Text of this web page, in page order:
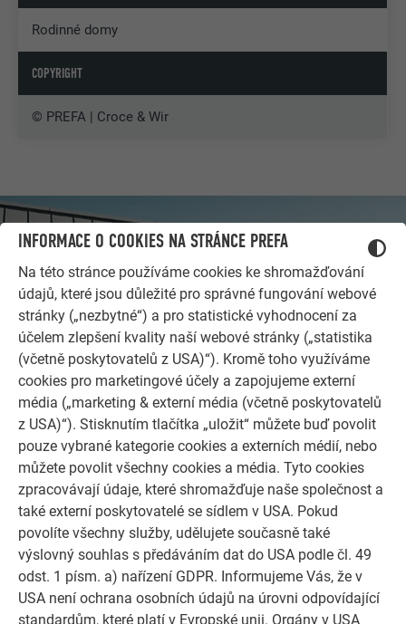
INFORMACE O COOKIES NA STRÁNCE PREFA
Na této stránce používáme cookies ke shromažďování
údajů, které jsou důležité pro správné fungování webové
stránky („nezbytné“) a pro statistické vyhodnocení za
účelem zlepšení kvality naší webové stránky („statistika
(včetně poskytovatelů z USA)“). Kromě toho využíváme
cookies pro marketingové účely a zapojujeme externí
média („marketing & externí média (včetně poskytovatelů
z USA)“). Stisknutím tlačítka „uložit“ můžete buď povolit
pouze vybrané kategorie cookies a externích médií, nebo
můžete povolit všechny cookies a média. Tyto cookies
zpracovávají údaje, které shromažďuje naše společnost a
také externí poskytovatelé se sídlem v USA. Pokud
povolíte všechny služby, udělujete současně také
výslovný souhlas s předáváním dat do USA podle čl. 49
odst. 1 písm. a) nařízení GDPR. Informujeme Vás, že v
USA není ochrana osobních údajů na úrovni odpovídající
standardům, které platí v Evropské unii. Orgány v USA
Rodinné domy
COPYRIGHT
© PREFA | Croce & Wir
NECHTE SE INSPIROVAT
DALŠÍ OBJEKTY
Referenční galerie PREFA ukazuje, jak všestranné může
být využití hliníku. Objevte další působivé projekty s
odolnými hliníkovými řešeními PREFA pro střechy,
solární systémy a fasády.
PROHLÉDNĚTE SI VÍCE REFERENCÍ